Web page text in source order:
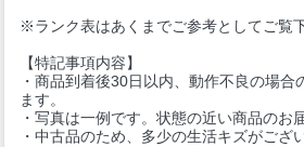
※ランク表はあくまでご参考としてご覧下
【特記事項内容】
・商品到着後30日以内、動作不良の場合
ます。
・写真は一例です。状態の近い商品のお
・中古品のため、多少の生活キズがござ